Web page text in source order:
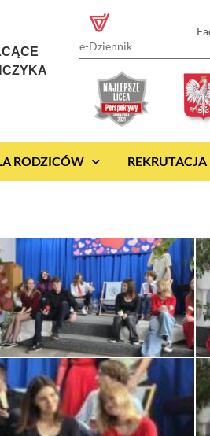
e-Dziennik
RODZICÓW REKRUTACJA